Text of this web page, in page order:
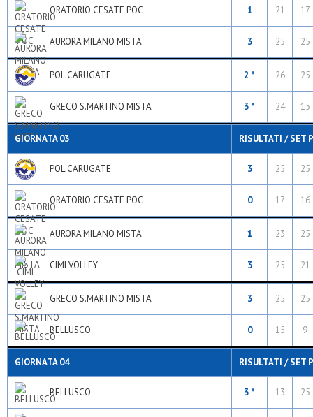
ORATORIO CESATE POC 1 21 17
AURORA MILANO MISTA 3 25 25
POL.CARUGATE 2 * 26 25
GRECO S.MARTINO MISTA 3 * 24 15
GIORNATA 03 RISULTATI / SET
POL.CARUGATE 3 25 25
ORATORIO CESATE POC 0 17 16
AURORA MILANO MISTA 1 23 25
CIMI VOLLEY 3 25 21
GRECO S.MARTINO MISTA 3 25 25
BELLUSCO 0 15 9
GIORNATA 04 RISULTATI / SET
BELLUSCO 3 * 13 25